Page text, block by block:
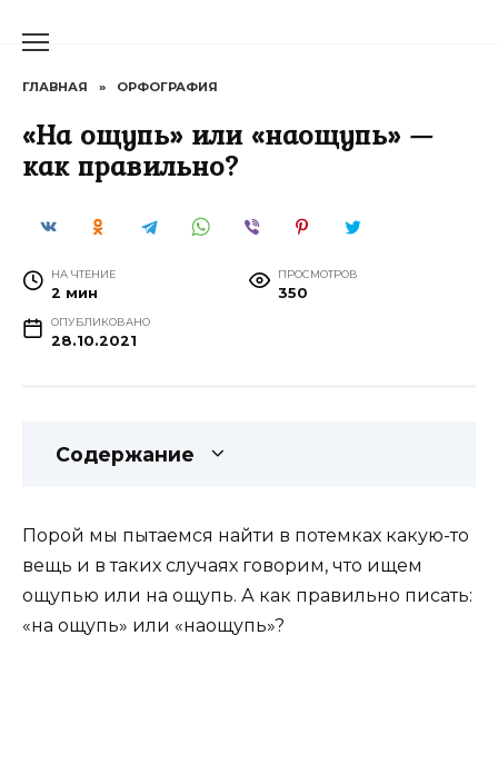
ГЛАВНАЯ » ОРФОГРАФИЯ
«На ощупь» или «наощупь» —
как правильно?
НА ЧТЕНИЕ
2 мин
ПРОСМОТРОВ
350
ОПУБЛИКОВАНО
28.10.2021
Содержание
Порой мы пытаемся найти в потемках какую-то
вещь и в таких случаях говорим, что ищем
ощупью или на ощупь. А как правильно писать:
«на ощупь» или «наощупь»?